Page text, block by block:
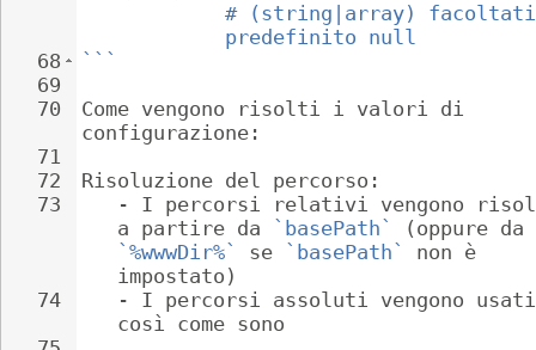
68
69
70
71
72
73
74
# (string|array)
predefinito null
```
Come vengono risolti i valori di
configurazione:
Risoluzione del percorso:
   -
I percorsi relativi vengono
a partire da
`basePath`
(oppure da
`%wwwDir%`
se `basePath`
non è
impostato)
   -
I percorsi assoluti vengono
così come sono